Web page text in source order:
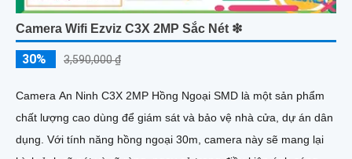
Camera Wifi Ezviz C3X 2MP Sắc Nét ❇
30% 3,590,000 ₫
Camera An Ninh C3X 2MP Hồng Ngoại SMD là một sản phẩm
chất lượng cao dùng để giám sát và bảo vệ nhà cửa, dự án dân
dụng. Với tính năng hồng ngoại 30m, camera này sẽ mang lại